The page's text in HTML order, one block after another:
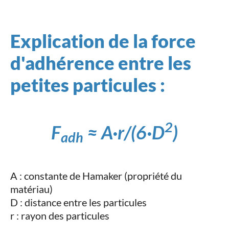
Explication de la force
d'adhérence entre les
petites particules :
Fadh ≈ A·r/(6·D2)
A : constante de Hamaker (propriété du
matériau)
D : distance entre les particules
r : rayon des particules